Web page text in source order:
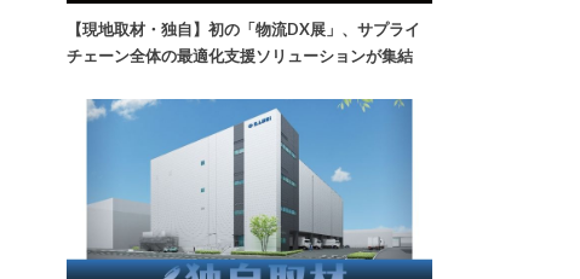
【現地取材・独自】初の「物流DX展」、サプライ
チェーン全体の最適化支援ソリューションが集結